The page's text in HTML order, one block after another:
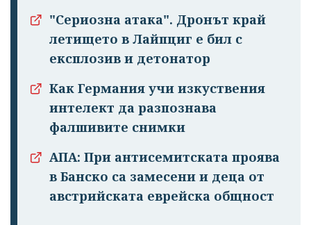
"Сериозна атака". Дронът край
летището в Лайпциг е бил с
експлозив и детонатор
Как Германия учи изкуствения
интелект да разпознава
фалшивите снимки
АПА: При антисемитската проява
в Банско са замесени и деца от
австрийската еврейска общност